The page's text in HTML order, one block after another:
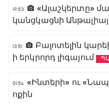
19:53
«Ալաշկերտը»
կանցկացնի
13:51
Բալոտելին
ի երկրորդ լիգայում
01:54 «Ինտերի» ու
ոքին